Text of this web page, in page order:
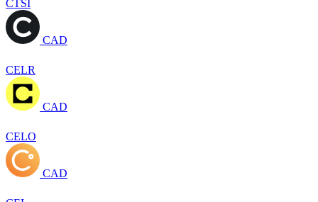
CTSI
CAD
CELR
CAD
CELO
CAD